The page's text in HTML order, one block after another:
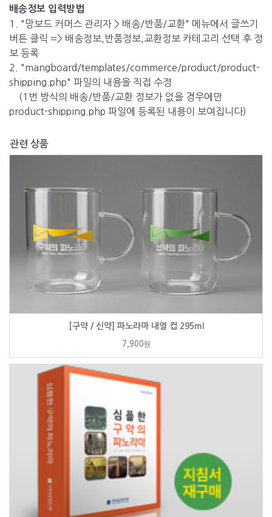
배송정보 입력방법
1. "망보드 커머스 관리자 > 배송/반품/교환" 메뉴에서 글쓰기
버튼 클릭 => 배송정보,반품정보,교환정보 카테고리 선택 후 정
보 등록
2. "mangboard/templates/commerce/product/product-
shipping.php" 파일의 내용을 직접 수정
(1번 방식의 배송/반품/교환 정보가 없을 경우에만
product-shipping.php 파일에 등록된 내용이 보여집니다)
관련 상품
[구약 / 신약] 파노라마 내열 컵 295ml
7,900원